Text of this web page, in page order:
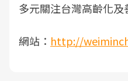
多元關注台灣高齡化及
網站： http://